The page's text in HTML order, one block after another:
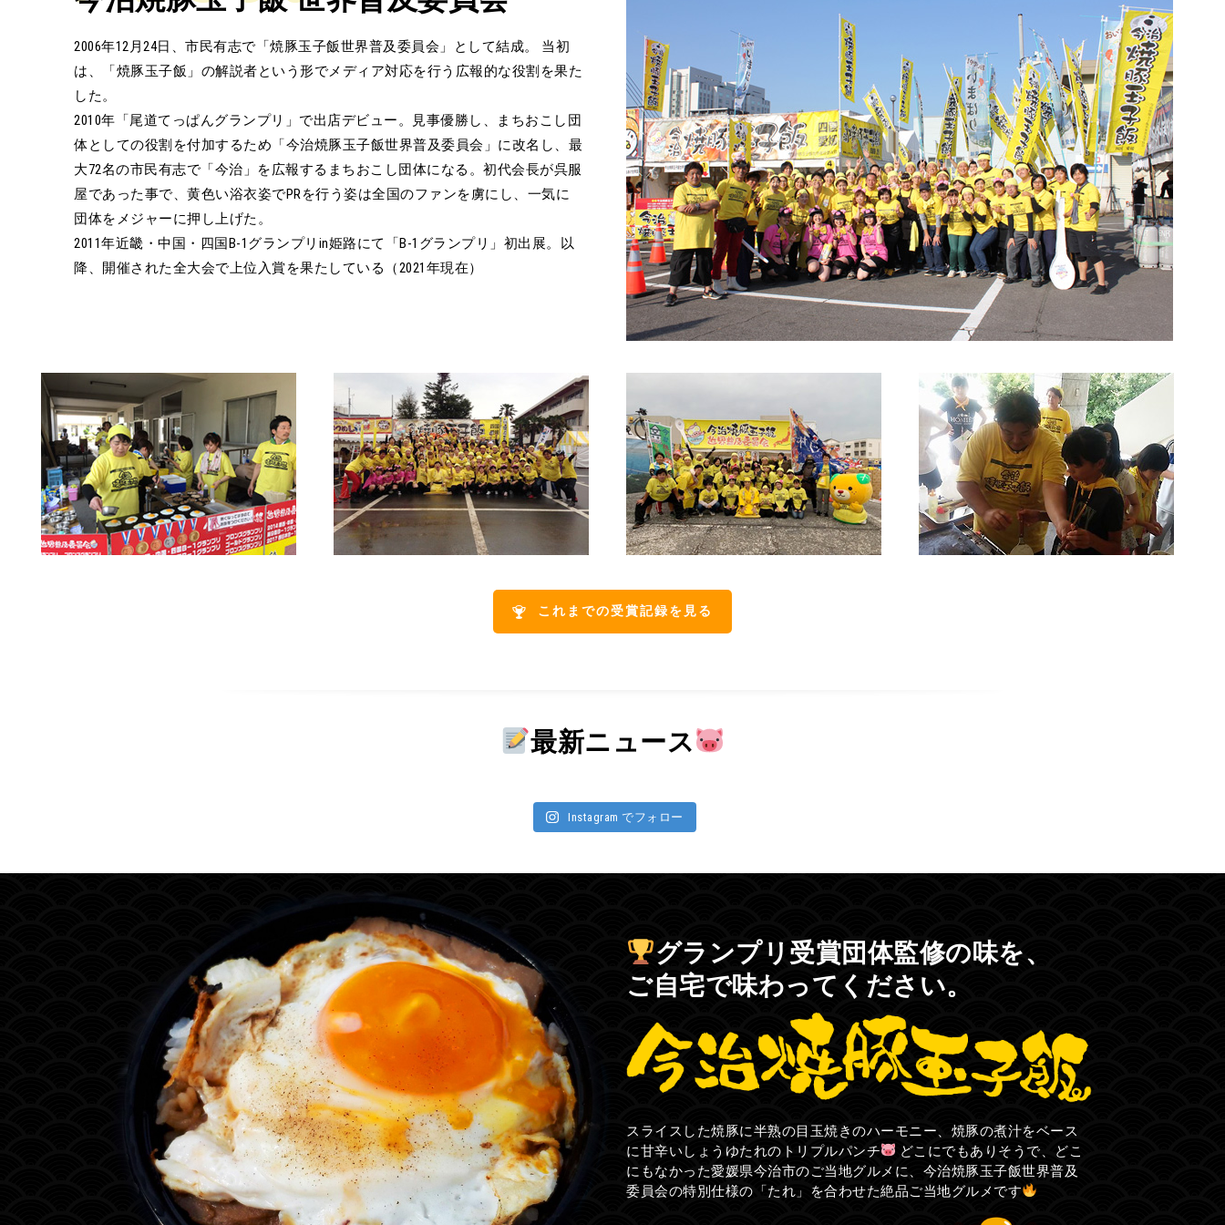
2006年12月24日、市民有志で「焼豚玉子飯世界普及委員会」として結成。 当初
は、「焼豚玉子飯」の解説者という形でメディア対応を行う広報的な役割を果た
した。
2010年「尾道てっぱんグランプリ」で出店デビュー。見事優勝し、まちおこし団
体としての役割を付加するため「今治焼豚玉子飯世界普及委員会」に改名し、最
大72名の市民有志で「今治」を広報するまちおこし団体になる。初代会長が呉服
屋であった事で、黄色い浴衣姿でPRを行う姿は全国のファンを虜にし、一気に
団体をメジャーに押し上げた。
2011年近畿・中国・四国B-1グランプリin姫路にて「B-1グランプリ」初出展。以
降、開催された全大会で上位入賞を果たしている（2021年現在）
これまでの受賞記録を見る
最新ニュース
Instagram でフォロー
グランプリ受賞団体監修の味を、
ご自宅で味わってください。
スライスした焼豚に半熟の目玉焼きのハーモニー、焼豚の煮汁をベース
に甘辛いしょうゆたれのトリプルパンチ
どこにでもありそうで、どこ
にもなかった愛媛県今治市のご当地グルメに、今治焼豚玉子飯世界普及
委員会の特別仕様の「たれ」を合わせた絶品ご当地グルメです